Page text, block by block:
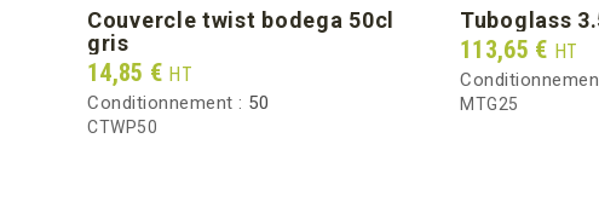
couvercle twist bodega 50cl
gris
Prix
14,85 € HT
Conditionnement : 50
CTWP50
tuboglass
Prix
113,65 € HT
MTG25